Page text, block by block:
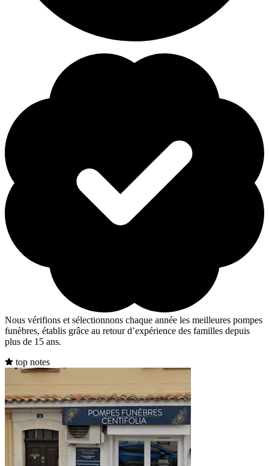
Nous vérifions et sélectionnons chaque année les meilleures pompes
funèbres, établis grâce au retour d’expérience des familles depuis
plus de 15 ans.
top notes